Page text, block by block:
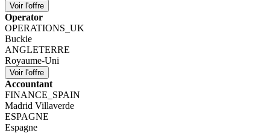
Operator
OPERATIONS_UK
Buckie
ANGLETERRE
Royaume-Uni
Accountant
FINANCE_SPAIN
Madrid Villaverde
ESPAGNE
Espagne